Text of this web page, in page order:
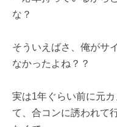
な？
そういえばさ、俺がサ
なかったよね？？
実は1年ぐらい前に元
て、合コンに誘われて